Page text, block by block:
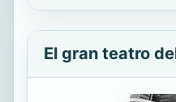
El gran teatro